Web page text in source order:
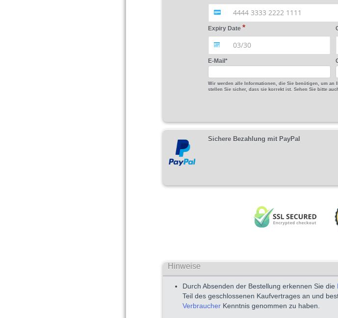
Expiry Date
E-Mail*
Wir werden alle Informationen, die Sie benötigen, um an
stellen Sie sicher, dass sie korrekt ist. Sehen Sie bitte
Sichere Bezahlung mit PayPal
Hinweise
Durch Absenden der Bestellung erkennen Sie die
Teil des geschlossenen Kaufvertrages an und
Verbraucher Kenntnis genommen zu haben.